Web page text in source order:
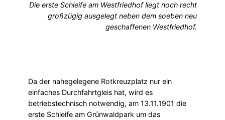
Die erste Schleife am Westfriedhof liegt noch recht
großzügig ausgelegt neben dem soeben neu
geschaffenen Westfriedhof.
Da der nahegelegene Rotkreuzplatz nur ein
einfaches Durchfahrtgleis hat, wird es
betriebstechnisch notwendig, am 13.11.1901 die
erste Schleife am Grünwaldpark um das